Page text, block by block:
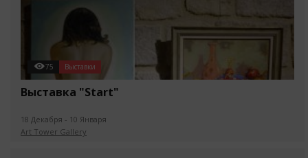
75 Выставки
Выставка "Start"
18 Декабря - 10 Января
Art Tower Gallery